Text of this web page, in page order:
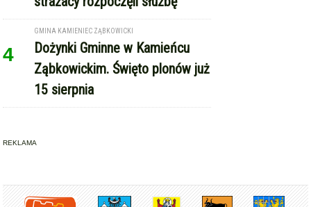
4
GMINA KAMIENIEC ZĄBKOWICKI
Dożynki Gminne w Kamieńcu
Ząbkowickim. Święto plonów już
15 sierpnia
REKLAMA